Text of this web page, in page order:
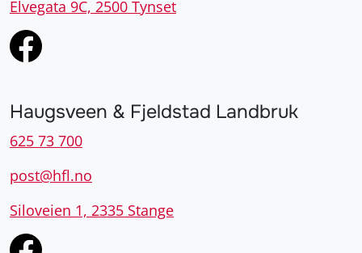
Elvegata 9C, 2500 Tynset
Haugsveen & Fjeldstad Landbruk
625 73 700
post@hfl.no
Siloveien 1, 2335 Stange